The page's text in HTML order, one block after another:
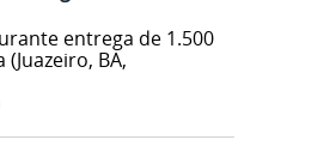
entrega de 1.500
BA,